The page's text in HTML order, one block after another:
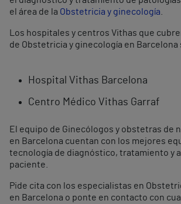
el área de la Obstetricia y ginecología
Los hospitales y centros Vithas que
de Obstetricia y ginecología en Barcelona
Hospital Vithas Barcelona
Centro Médico Vithas Garraf
El equipo de Ginecólogos y obstetras de
en Barcelona cuentan con los mejores
tecnología de diagnóstico, tratamiento y
paciente.
Pide cita con los especialistas en
en Barcelona o ponte en contacto con